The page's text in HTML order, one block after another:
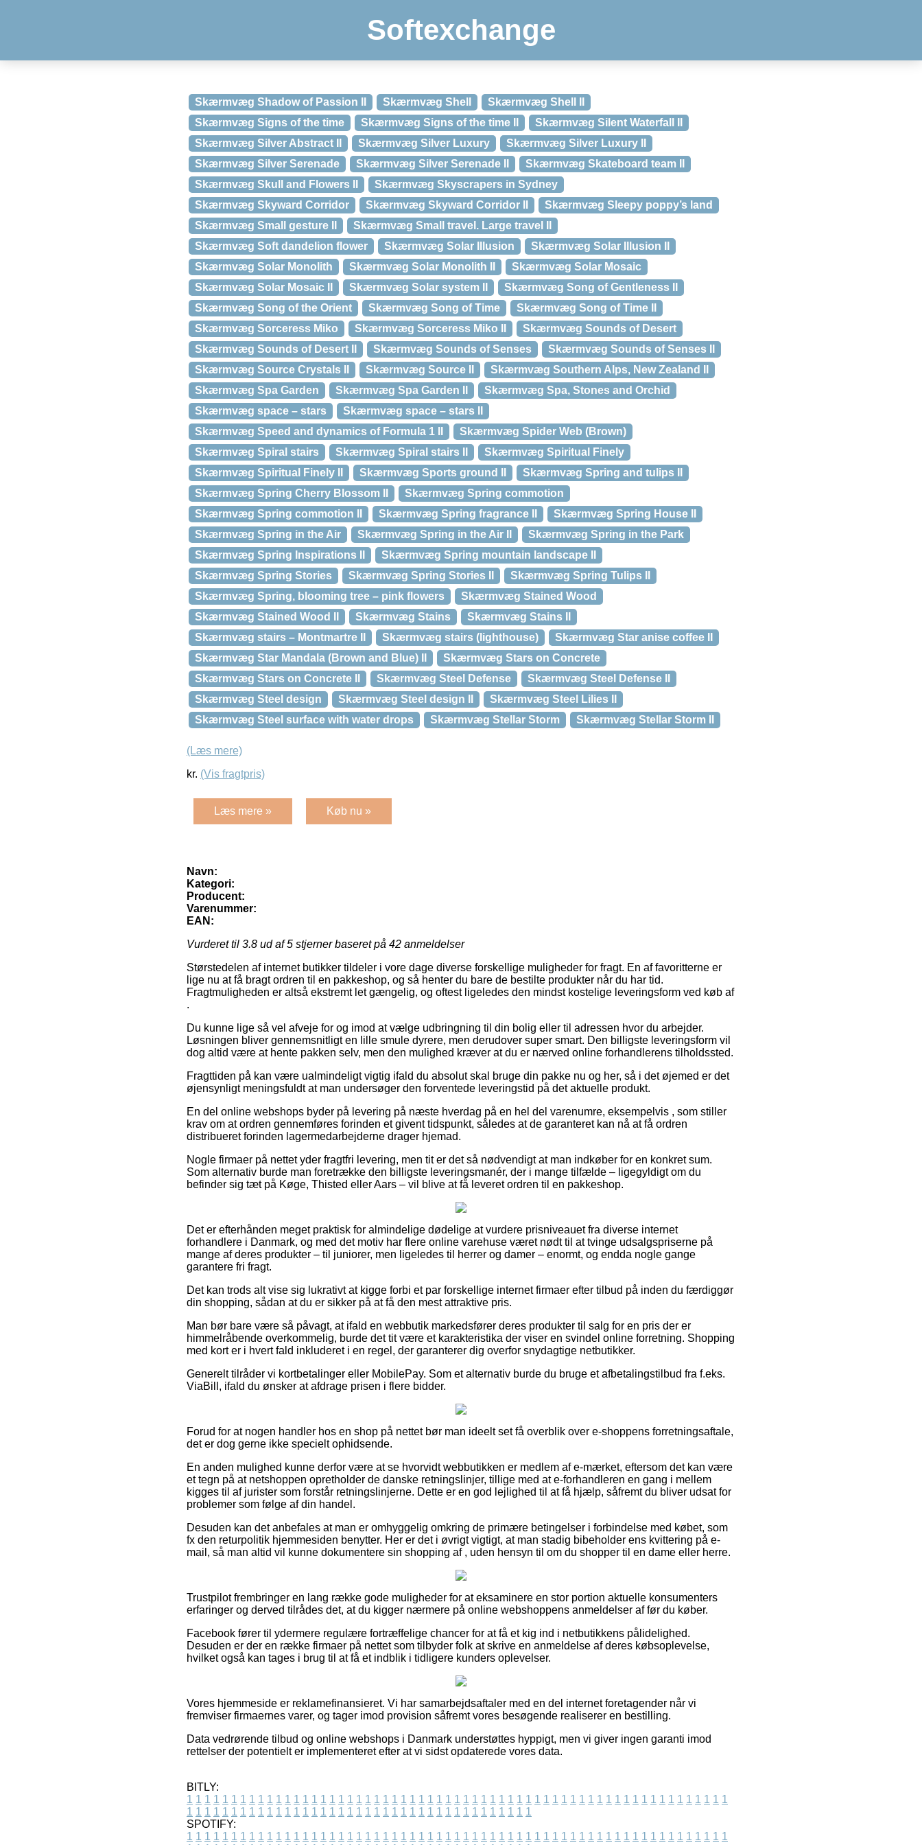
Softexchange
Skærmvæg Shadow of Passion II Skærmvæg Shell
Skærmvæg Shell II
Skærmvæg Signs of the time
Skærmvæg Signs of the time II
Skærmvæg Silent Waterfall II
Skærmvæg Silver Abstract II
Skærmvæg Silver Luxury
Skærmvæg Silver Luxury II
Skærmvæg Silver Serenade
Skærmvæg Silver Serenade II
Skærmvæg Skateboard team II
Skærmvæg Skull and Flowers II
Skærmvæg Skyscrapers in Sydney
Skærmvæg Skyward Corridor
Skærmvæg Skyward Corridor II
Skærmvæg Sleepy poppy’s land
Skærmvæg Small gesture II
Skærmvæg Small travel. Large travel II
Skærmvæg Soft dandelion flower
Skærmvæg Solar Illusion
Skærmvæg Solar Illusion II
Skærmvæg Solar Monolith
Skærmvæg Solar Monolith II
Skærmvæg Solar Mosaic
Skærmvæg Solar Mosaic II
Skærmvæg Solar system II
Skærmvæg Song of Gentleness II
Skærmvæg Song of the Orient
Skærmvæg Song of Time
Skærmvæg Song of Time II
Skærmvæg Sorceress Miko
Skærmvæg Sorceress Miko II
Skærmvæg Sounds of Desert
Skærmvæg Sounds of Desert II
Skærmvæg Sounds of Senses
Skærmvæg Sounds of Senses II
Skærmvæg Source Crystals II
Skærmvæg Source II
Skærmvæg Southern Alps, New Zealand II
Skærmvæg Spa Garden
Skærmvæg Spa Garden II
Skærmvæg Spa, Stones and Orchid
Skærmvæg space – stars
Skærmvæg space – stars II
Skærmvæg Speed and dynamics of Formula 1 II
Skærmvæg Spider Web (Brown)
Skærmvæg Spiral stairs
Skærmvæg Spiral stairs II
Skærmvæg Spiritual Finely
Skærmvæg Spiritual Finely II
Skærmvæg Sports ground II
Skærmvæg Spring and tulips II
Skærmvæg Spring Cherry Blossom II
Skærmvæg Spring commotion
Skærmvæg Spring commotion II
Skærmvæg Spring fragrance II
Skærmvæg Spring House II
Skærmvæg Spring in the Air
Skærmvæg Spring in the Air II
Skærmvæg Spring in the Park
Skærmvæg Spring Inspirations II
Skærmvæg Spring mountain landscape II
Skærmvæg Spring Stories
Skærmvæg Spring Stories II
Skærmvæg Spring Tulips II
Skærmvæg Spring, blooming tree – pink flowers
Skærmvæg Stained Wood
Skærmvæg Stained Wood II
Skærmvæg Stains
Skærmvæg Stains II
Skærmvæg stairs – Montmartre II
Skærmvæg stairs (lighthouse)
Skærmvæg Star anise coffee II
Skærmvæg Star Mandala (Brown and Blue) II
Skærmvæg Stars on Concrete
Skærmvæg Stars on Concrete II
Skærmvæg Steel Defense
Skærmvæg Steel Defense II
Skærmvæg Steel design
Skærmvæg Steel design II
Skærmvæg Steel Lilies II
Skærmvæg Steel surface with water drops
Skærmvæg Stellar Storm Skærmvæg Stellar Storm II
(Læs mere)
kr. (Vis fragtpris)
Læs mere » Køb nu »
Navn:
Kategori:
Producent:
Varenummer:
EAN:
Vurderet til 3.8 ud af 5 stjerner baseret på 42 anmeldelser
Størstedelen af internet butikker tildeler i vore dage diverse forskellige muligheder for fragt. En af favoritterne er
lige nu at få bragt ordren til en pakkeshop, og så henter du bare de bestilte produkter når du har tid.
Fragtmuligheden er altså ekstremt let gængelig, og oftest ligeledes den mindst kostelige leveringsform ved køb af
.
Du kunne lige så vel afveje for og imod at vælge udbringning til din bolig eller til adressen hvor du arbejder.
Løsningen bliver gennemsnitligt en lille smule dyrere, men derudover super smart. Den billigste leveringsform vil
dog altid være at hente pakken selv, men den mulighed kræver at du er nærved online forhandlerens tilholdssted.
Fragttiden på kan være ualmindeligt vigtig ifald du absolut skal bruge din pakke nu og her, så i det øjemed er det
øjensynligt meningsfuldt at man undersøger den forventede leveringstid på det aktuelle produkt.
En del online webshops byder på levering på næste hverdag på en hel del varenumre, eksempelvis , som stiller
krav om at ordren gennemføres forinden et givent tidspunkt, således at de garanteret kan nå at få ordren
distribueret forinden lagermedarbejderne drager hjemad.
Nogle firmaer på nettet yder fragtfri levering, men tit er det så nødvendigt at man indkøber for en konkret sum.
Som alternativ burde man foretrække den billigste leveringsmanér, der i mange tilfælde – ligegyldigt om du
befinder sig tæt på Køge, Thisted eller Aars – vil blive at få leveret ordren til en pakkeshop.
Det er efterhånden meget praktisk for almindelige dødelige at vurdere prisniveauet fra diverse internet
forhandlere i Danmark, og med det motiv har flere online varehuse været nødt til at tvinge udsalgspriserne på
mange af deres produkter – til juniorer, men ligeledes til herrer og damer – enormt, og endda nogle gange
garantere fri fragt.
Det kan trods alt vise sig lukrativt at kigge forbi et par forskellige internet firmaer efter tilbud på inden du færdiggør
din shopping, sådan at du er sikker på at få den mest attraktive pris.
Man bør bare være så påvagt, at ifald en webbutik markedsfører deres produkter til salg for en pris der er
himmelråbende overkommelig, burde det tit være et karakteristika der viser en svindel online forretning. Shopping
med kort er i hvert fald inkluderet i en regel, der garanterer dig overfor snydagtige netbutikker.
Generelt tilråder vi kortbetalinger eller MobilePay. Som et alternativ burde du bruge et afbetalingstilbud fra f.eks.
ViaBill, ifald du ønsker at afdrage prisen i flere bidder.
Forud for at nogen handler hos en shop på nettet bør man ideelt set få overblik over e-shoppens forretningsaftale,
det er dog gerne ikke specielt ophidsende.
En anden mulighed kunne derfor være at se hvorvidt webbutikken er medlem af e-mærket, eftersom det kan være
et tegn på at netshoppen opretholder de danske retningslinjer, tillige med at e-forhandleren en gang i mellem
kigges til af jurister som forstår retningslinjerne. Dette er en god lejlighed til at få hjælp, såfremt du bliver udsat for
problemer som følge af din handel.
Desuden kan det anbefales at man er omhyggelig omkring de primære betingelser i forbindelse med købet, som
fx den returpolitik hjemmesiden benytter. Her er det i øvrigt vigtigt, at man stadig bibeholder ens kvittering på e-
mail, så man altid vil kunne dokumentere sin shopping af , uden hensyn til om du shopper til en dame eller herre.
Trustpilot frembringer en lang række gode muligheder for at eksaminere en stor portion aktuelle konsumenters
erfaringer og derved tilrådes det, at du kigger nærmere på online webshoppens anmeldelser af før du køber.
Facebook fører til ydermere regulære fortræffelige chancer for at få et kig ind i netbutikkens pålidelighed.
Desuden er der en række firmaer på nettet som tilbyder folk at skrive en anmeldelse af deres købsoplevelse,
hvilket også kan tages i brug til at få et indblik i tidligere kunders oplevelser.
Vores hjemmeside er reklamefinansieret. Vi har samarbejdsaftaler med en del internet foretagender når vi
fremviser firmaernes varer, og tager imod provision såfremt vores besøgende realiserer en bestilling.
Data vedrørende tilbud og online webshops i Danmark understøttes hyppigt, men vi giver ingen garanti imod
rettelser der potentielt er implementeret efter at vi sidst opdaterede vores data.
BITLY:
1 1 1 1 1 1 1 1 1 1 1 1 1 1 1 1 1 1 1 1 1 1 1 1 1 1 1 1 1 1 1 1 1 1 1 1 1 1 1 1 1 1 1 1 1 1 1 1 1 1 1 1 1 1 1 1 1 1 1 1 1
1 1 1 1 1 1 1 1 1 1 1 1 1 1 1 1 1 1 1 1 1 1 1 1 1 1 1 1 1 1 1 1 1 1 1 1 1 1 1
SPOTIFY:
1 1 1 1 1 1 1 1 1 1 1 1 1 1 1 1 1 1 1 1 1 1 1 1 1 1 1 1 1 1 1 1 1 1 1 1 1 1 1 1 1 1 1 1 1 1 1 1 1 1 1 1 1 1 1 1 1 1 1 1 1